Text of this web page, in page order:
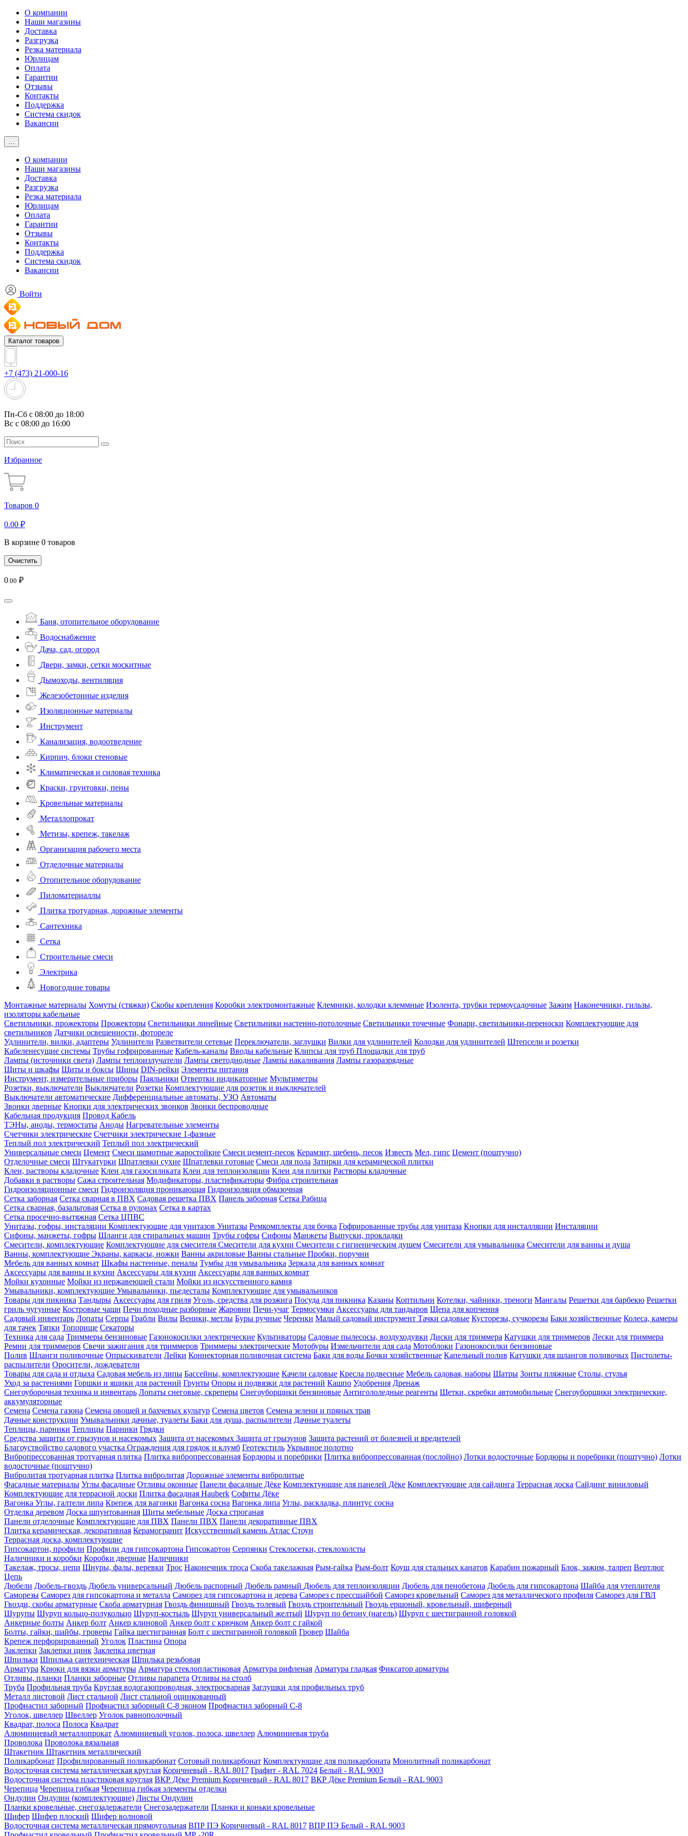
О компании
Наши магазины
Доставка
Разгрузка
Резка материала
Юрлицам
Оплата
Гарантии
Отзывы
Контакты
Поддержка
Система скидок
Вакансии
…
О компании
Наши магазины
Доставка
Разгрузка
Резка материала
Юрлицам
Оплата
Гарантии
Отзывы
Контакты
Поддержка
Система скидок
Вакансии
Войти
Каталог товаров
+7 (473) 21-000-16
Пн-Сб с 08:00 до 18:00
Вс с 08:00 до 16:00
Избранное
Товаров 0
0.00 ₽
В корзине 0 товаров
Очистить
0 .00 ₽
Баня, отопительное оборудование
Водоснабжение
Дача, сад, огород
Двери, замки, сетки москитные
Дымоходы, вентиляция
Железобетонные изделия
Изоляционные материалы
Инструмент
Канализация, водоотведение
Кирпич, блоки стеновые
Климатическая и силовая техника
Краски, грунтовки, пены
Кровельные материалы
Металлопрокат
Метизы, крепеж, такелаж
Организация рабочего места
Отделочные материалы
Отопительное оборудование
Пиломатериаллы
Плитка тротуарная, дорожные элементы
Сантехника
Сетка
Строительные смеси
Электрика
Новогодние товары
Монтажные материалы Хомуты (стяжки) Скобы крепления Коробки электромонтажные Клемники, колодки клеммные Изолента, трубки термоусадочные Зажим Наконечники, гильзы,
изоляторы кабельные
Светильники, прожекторы Прожекторы Светильники линейные Светильники настенно-потолочные Светильники точечные Фонари, светильники-переноски Комплектующие для
светильников Датчики освещенности, фотореле
Удлинители, вилки, адаптеры Удлинители Разветвители сетевые Переключатели, заглушки Вилки для удлинителей Колодки для удлинителей Штепсели и розетки
Кабеленесущие системы Трубы гофрированные Кабель-каналы Вводы кабельные Клипсы для труб Площадки для труб
Лампы (источники света) Лампы теплоизлучатели Лампы светодиодные Лампы накаливания Лампы газоразрядные
Щиты и шкафы Щиты и боксы Шины DIN-рейки Элементы питания
Инструмент, измерительные приборы Паяльники Отвертки индикаторные Мультиметры
Розетки, выключатели Выключатели Розетки Комплектующие для розеток и выключателей
Выключатели автоматические Дифференциальные автоматы, УЗО Автоматы
Звонки дверные Кнопки для электрических звонков Звонки беспроводные
Кабельная продукция Провод Кабель
ТЭНы, аноды, термостаты Аноды Нагревательные элементы
Счетчики электрические Счетчики электрические 1-фазные
Теплый пол электрический Теплый пол электрический
Универсальные смеси Цемент Смеси шамотные жаростойкие Смеси цемент-песок Керамзит, щебень, песок Известь Мел, гипс Цемент (поштучно)
Отделочные смеси Штукатурки Шпатлевки сухие Шпатлевки готовые Смеси для пола Затирки для керамической плитки
Клеи, растворы кладочные Клеи для газосиликата Клеи для теплоизоляции Клеи для плитки Растворы кладочные
Добавки в растворы Сажа строительная Модификаторы, пластификаторы Фибра строительная
Гидроизоляционные смеси Гидроизоляция проникающая Гидроизоляция обмазочная
Сетка заборная Сетка сварная в ПВХ Садовая решетка ПВХ Панель заборная Сетка Рабица
Сетка сварная, базальтовая Сетка в рулонах Сетка в картах
Сетка просечно-вытяжная Сетка ЦПВС
Унитазы, гофры, инсталяции Комплектующие для унитазов Унитазы Ремкомплекты для бочка Гофрированные трубы для унитаза Кнопки для инсталляции Инсталяции
Сифоны, манжеты, гофры Шланги для стиральных машин Трубы гофры Сифоны Манжеты Выпуски, прокладки
Смесители, комплектующие Комплектующие для смесителя Смесители для кухни Смесители с гигиеническим душем Смесители для умывальника Смесители для ванны и душа
Ванны, комплектующие Экраны, каркасы, ножки Ванны акриловые Ванны стальные Пробки, поручни
Мебель для ванных комнат Шкафы настенные, пеналы Тумбы для умывальника Зеркала для ванных комнат
Аксессуары для ванны и кухни Аксессуары для кухни Аксессуары для ванных комнат
Мойки кухонные Мойки из нержавеющей стали Мойки из искусственного камня
Умывальники, комплектующие Умывальники, пьедесталы Комплектующие для умывальников
Товары для пикника Тандыры Аксессуары для гриля Уголь, средства для розжига Посуда для пикника Казаны Коптильни Котелки, чайники, треноги Мангалы Решетки для барбекю Решетки
гриль чугунные Костровые чаши Печи походные разборные Жаровни Печи-учаг Термосумки Аксессуары для тандыров Щепа для копчения
Садовый инвентарь Лопаты Серпы Грабли Вилы Веники, метлы Буры ручные Черенки Малый садовый инструмент Тачки садовые Кусторезы, сучкорезы Баки хозяйственные Колеса, камеры
для тачек Тяпки Топорище Секаторы
Техника для сада Триммеры бензиновые Газонокосилки электрические Культиваторы Садовые пылесосы, воздуходувки Диски для триммера Катушки для триммеров Лески для триммера
Ремни для триммеров Свечи зажигания для триммеров Триммеры электрические Мотобуры Измельчители для сада Мотоблоки Газонокосилки бензиновые
Полив Шланги поливочные Опрыскиватели Лейки Коннекторная поливочная система Баки для воды Бочки хозяйственные Капельный полив Катушки для шлангов поливочых Пистолеты-
распылители Оросители, дождеватели
Товары для сада и отдыха Садовая мебель из липы Бассейны, комплектующие Качели садовые Кресла подвесные Мебель садовая, наборы Шатры Зонты пляжные Столы, стулья
Уход за растениями Горшки и ящики для растений Грунты Опоры и подвязки для растений Кашпо Удобрения Дренаж
Снегоуборочная техника и инвентарь Лопаты снеговые, скреперы Снегоуборщики бензиновые Антигололедные реагенты Щетки, скребки автомобильные Снегоуборщики электрические,
аккумуляторные
Семена Семена газона Семена овощей и бахчевых культур Семена цветов Семена зелени и пряных трав
Дачные конструкции Умывальники дачные, туалеты Баки для душа, распылители Дачные туалеты
Теплицы, парники Теплицы Парники Грядки
Средства защиты от грызунов и насекомых Защита от насекомых Защита от грызунов Защита растений от болезней и вредителей
Благоуствойство садового участка Ограждения для грядок и клумб Геотекстиль Укрывное полотно
Вибропрессованная тротуарная плитка Плитка вибропрессованная Бордюры и поребрики Плитка вибропрессованная (послойно) Лотки водосточные Бордюры и поребрики (поштучно) Лотки
водосточные (поштучно)
Вибролитая тротуарная плитка Плитка вибролитая Дорожные элементы вибролитые
Фасадные материалы Углы фасадные Отливы оконные Панели фасадные Дёке Комплектующие для панелей Дёке Комплектующие для сайдинга Террасная доска Сайдинг виниловый
Комплектующие для террасной доски Плитка фасадная Hauberk Софиты Дёке
Вагонка Углы, галтели липа Крепеж для вагонки Вагонка сосна Вагонка липа Углы, раскладка, плинтус сосна
Отделка деревом Доска шпунтованная Щиты мебельные Доска строганая
Панели отделочные Комплектующие для ПВХ Панели ПВХ Панели декоративные ПВХ
Плитка керамическая, декоративная Керамогранит Искусственный камень Атлас Стоун
Террасная доска, комплектующие
Гипсокартон, профили Профили для гипсокартона Гипсокартон Серпянки Стеклосетки, стеклохолсты
Наличники и коробки Коробки дверные Наличники
Такелаж, тросы, цепи Шнуры, фалы, веревки Трос Наконечник троса Скоба такелажная Рым-гайка Рым-болт Коуш для стальных канатов Карабин пожарный Блок, зажим, талреп Вертлюг
Цепь
Дюбели Дюбель-гвоздь Дюбель универсальный Дюбель распорный Дюбель рамный Дюбель для теплоизоляции Дюбель для пенобетона Дюбель для гипсокартона Шайба для утеплителя
Саморезы Саморез для гипсокартона и металла Саморез для гипсокартона и дерева Саморез с прессшайбой Саморез кровельный Саморез для металлического профиля Саморез для ГВЛ
Гвозди, скобы арматурные Скоба арматурная Гвоздь финишный Гвоздь толевый Гвоздь строительный Гвоздь ершоный, кровельный, шиферный
Шурупы Шуруп кольцо-полукольцо Шуруп-костыль Шуруп универсальный желтый Шуруп по бетону (нагель) Шуруп с шестигранной головкой
Анкерные болты Анкер болт Анкер клиновой Анкер болт с крючком Анкер болт с гайкой
Болты, гайки, шайбы, гроверы Гайка шестигранная Болт c шестигранной головкой Гровер Шайба
Крепеж перфорированный Уголок Пластина Опора
Заклепки Заклепки цинк Заклепка цветная
Шпильки Шпилька сантехническая Шпилька резьбовая
Арматура Крюки для вязки арматуры Арматура стеклопластиковая Арматура рифленая Арматура гладкая Фиксатор арматуры
Отливы, планки Планки заборные Отливы парапета Отливы на столб
Труба Профильная труба Круглая водогазопроводная, электросварная Заглушки для профильных труб
Металл листовой Лист стальной Лист стальной оцинкованный
Профнастил заборный Профнастил заборный С-8 эконом Профнастил заборный С-8
Уголок, швеллер Швеллер Уголок равнополочный
Квадрат, полоса Полоса Квадрат
Алюминиевый металлопрокат Алюминиевый уголок, полоса, швеллер Алюминиевая труба
Проволока Проволока вязальная
Штакетник Штакетник металлический
Поликарбонат Профилированный поликарбонат Сотовый поликарбонат Комплектующие для поликарбоната Монолитный поликарбонат
Водосточная система металлическая круглая Коричневый - RAL 8017 Графит - RAL 7024 Белый - RAL 9003
Водосточная система пластиковая круглая ВКР Дёке Premium Коричневый - RAL 8017 ВКР Дёке Premium Белый - RAL 9003
Черепица Черепица гибкая Черепица гибкая элементы отделки
Ондулин Ондулин (комплектующие) Листы Ондулин
Планки кровельные, снегозадержатели Снегозадержатели Планки и коньки кровельные
Шифер Шифер плоский Шифер волновой
Водосточная система металлическая прямоугольная ВПР ПЭ Коричневый - RAL 8017 ВПР ПЭ Белый - RAL 9003